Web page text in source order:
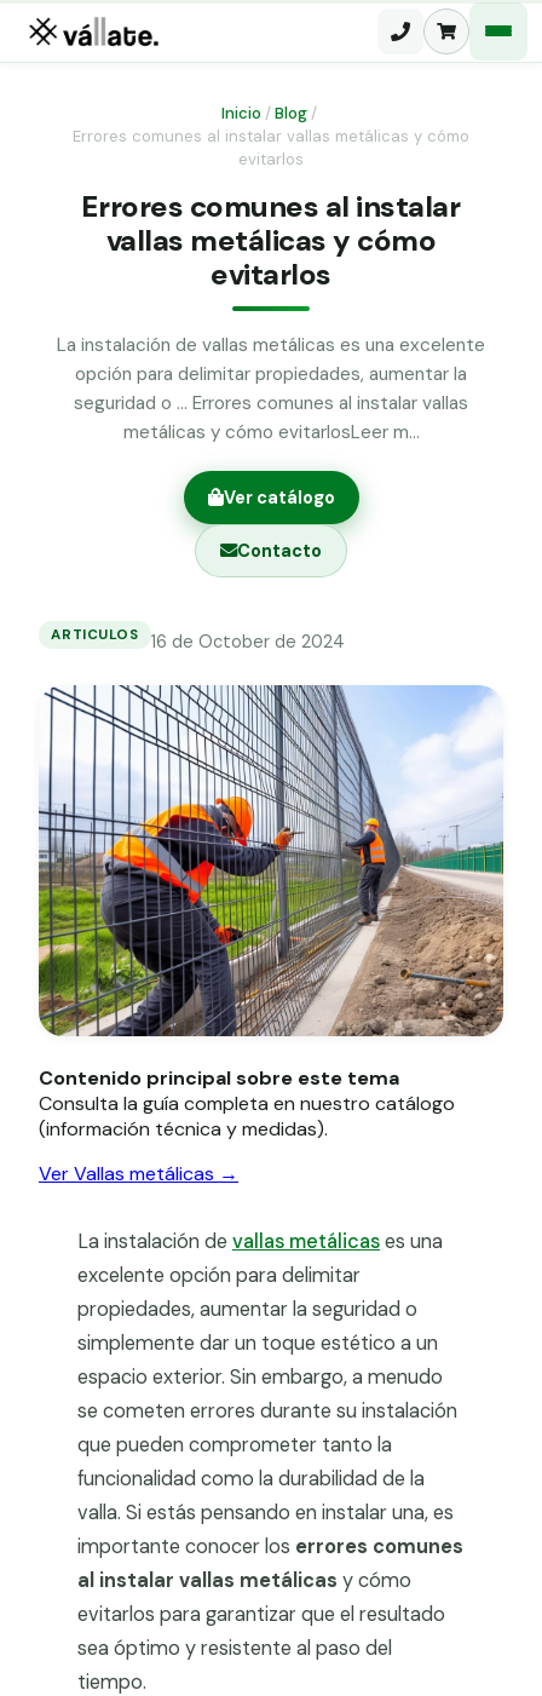
Malla electrosoldada
Malla ganadera
Malla simple torsión
Malla triple torsión
Panel malla H.
Puerta abatible dos hojas
Puerta acceso peatonal
Poste malla simple torsión
Alambre de espino galvanizado
Alambre liso galvanizado
Malla ocultación 70 g/m² verde
Abrazadera PVC malla H.
Grapa malla H.
Grapas a-18
Tensor galvanizado
Inicio /Blog /
Errores comunes al instalar vallas metálicas y cómo
evitarlos
Errores comunes al instalar
vallas metálicas y cómo
evitarlos
La instalación de vallas metálicas es una excelente
opción para delimitar propiedades, aumentar la
seguridad o … Errores comunes al instalar vallas
metálicas y cómo evitarlosLeer m…
Ver catálogo
Contacto
ARTICULOS 16 de October de 2024
al
instalar
vallas
metálicas
cómo
evitarlos
Contenido principal sobre este tema
Consulta la guía completa en nuestro catálogo
(información técnica y medidas).
Ver Vallas metálicas →
La instalación de vallas metálicases una
excelente opción para delimitar
propiedades, aumentar la seguridad o
simplemente dar un toque estético a un
espacio exterior. Sin embargo, a menudo
se cometen errores durante su instalación
que pueden comprometer tanto la
funcionalidad como la durabilidad de la
valla. Si estás pensando en instalar una, es
importante conocer los errores comunes
al instalar vallas metálicas y cómo
evitarlos para garantizar que el resultado
sea óptimo y resistente al paso del
tiempo.